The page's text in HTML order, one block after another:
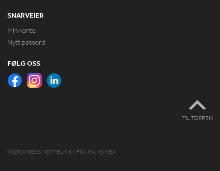
SNARVEIER
Min konto
Nytt passord
FØLG OSS
TIL TOPPEN
WORDPRESS NETTBUTIKK FRA MAKSIMER